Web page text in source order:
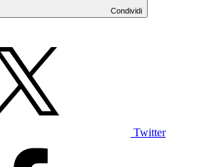
Condividi
Twitter